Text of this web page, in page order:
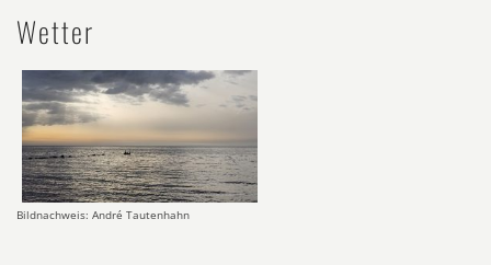
Wetter
Bildnachweis: André Tautenhahn